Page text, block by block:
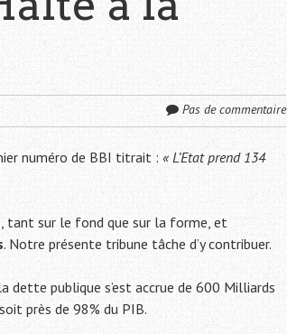
Pas de commentaire
numéro de BBI titrait : « L’Etat prend 134
tant sur le fond que sur la forme, et
. Notre présente tribune tâche d’y contribuer.
dette publique s’est accrue de 600 Milliards
près de 98% du PIB.